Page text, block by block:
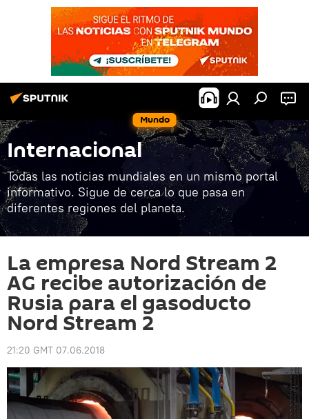
Mundo
Internacional
Todas las noticias mundiales en un mismo portal
informativo. Sigue de cerca lo que pasa en
diferentes regiones del planeta.
La empresa Nord Stream 2
AG recibe autorización de
Rusia para el gasoducto
Nord Stream 2
21:20 GMT 07.06.2018